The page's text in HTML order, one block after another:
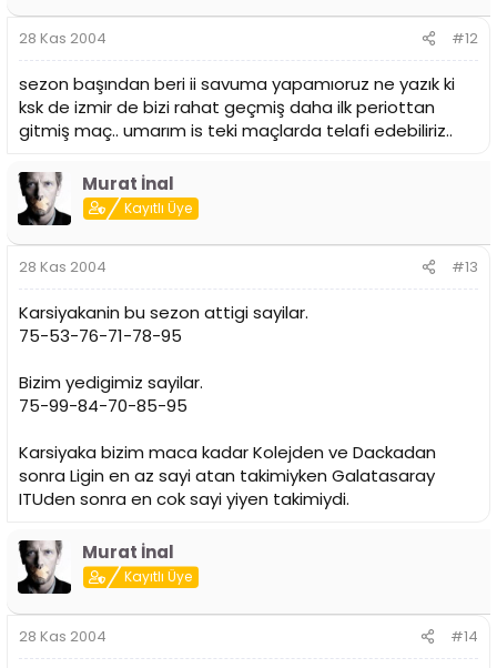
28 Kas 2004 #12
sezon başından beri ii savuma yapamıoruz ne yazık ki
ksk de izmir de bizi rahat geçmiş daha ilk periottan
gitmiş maç.. umarım is teki maçlarda telafi edebiliriz..
Murat İnal
Kayıtlı Üye
28 Kas 2004 #13
Karsiyakanin bu sezon attigi sayilar.
75-53-76-71-78-95
Bizim yedigimiz sayilar.
75-99-84-70-85-95
Karsiyaka bizim maca kadar Kolejden ve Dackadan
sonra Ligin en az sayi atan takimiyken Galatasaray
ITUden sonra en cok sayi yiyen takimiydi.
Murat İnal
Kayıtlı Üye
28 Kas 2004 #14